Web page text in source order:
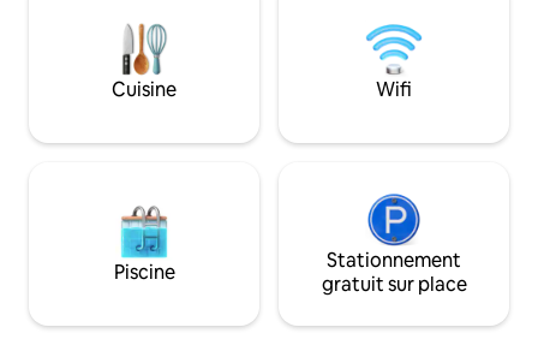
votre escapade inoubliable dès
Cuisine Wifi
Piscine
Stationnement
gratuit sur place